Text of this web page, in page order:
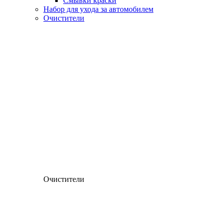
Набор для ухода за автомобилем
Очистители
Очистители